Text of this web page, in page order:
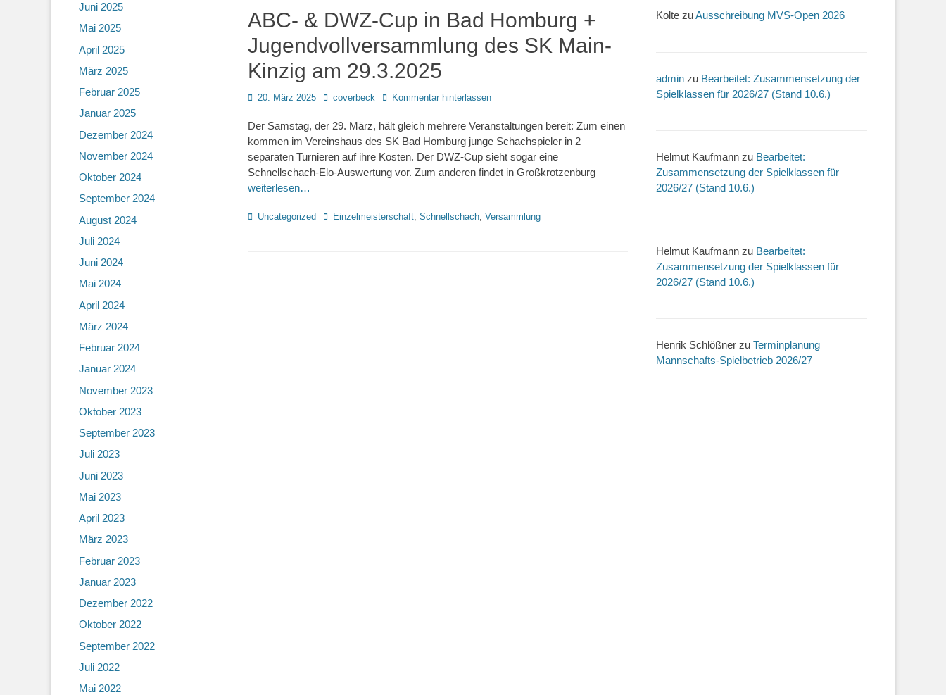
ABC- & DWZ-Cup in Bad Homburg +
Jugendvollversammlung des SK Main-
Kinzig am 29.3.2025
Posted
20. März 2025 Autorcoverbeck Kommentar hinterlassen
Der Samstag, der 29. März, hält gleich mehrere Veranstaltungen bereit: Zum einen
kommen im Vereinshaus des SK Bad Homburg junge Schachspieler in 2
separaten Turnieren auf ihre Kosten. Der DWZ-Cup sieht sogar eine
Schnellschach-Elo-Auswertung vor. Zum anderen findet in Großkrotzenburg
weiterlesen…
Kategorien
Uncategorized Schlagworte
Einzelmeisterschaft, Schnellschach, Versammlung
Kolte zuAusschreibung MVS-Open 2026
admin zu Bearbeitet: Zusammensetzung der
Spielklassen für 2026/27 (Stand 10.6.)
Helmut Kaufmann zu Bearbeitet:
Zusammensetzung der Spielklassen für
2026/27 (Stand 10.6.)
Helmut Kaufmann zu Bearbeitet:
Zusammensetzung der Spielklassen für
2026/27 (Stand 10.6.)
Henrik Schlößner zu Terminplanung
Mannschafts-Spielbetrieb 2026/27
Juni 2025
Mai 2025
April 2025
März 2025
Februar 2025
Januar 2025
Dezember 2024
November 2024
Oktober 2024
September 2024
August 2024
Juli 2024
Juni 2024
Mai 2024
April 2024
März 2024
Februar 2024
Januar 2024
November 2023
Oktober 2023
September 2023
Juli 2023
Juni 2023
Mai 2023
April 2023
März 2023
Februar 2023
Januar 2023
Dezember 2022
Oktober 2022
September 2022
Juli 2022
Mai 2022